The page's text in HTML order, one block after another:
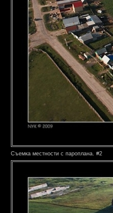
Съемка местности с пароплана. #2